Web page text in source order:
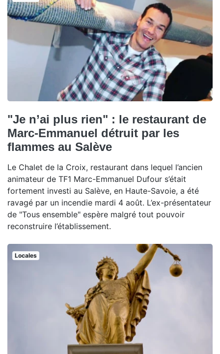
"Je n’ai plus rien" : le restaurant de
Marc-Emmanuel détruit par les
flammes au Salève
Le Chalet de la Croix, restaurant dans lequel l’ancien
animateur de TF1 Marc-Emmanuel Dufour s’était
fortement investi au Salève, en Haute-Savoie, a été
ravagé par un incendie mardi 4 août. L’ex-présentateur
de "Tous ensemble" espère malgré tout pouvoir
reconstruire l’établissement.
Locales